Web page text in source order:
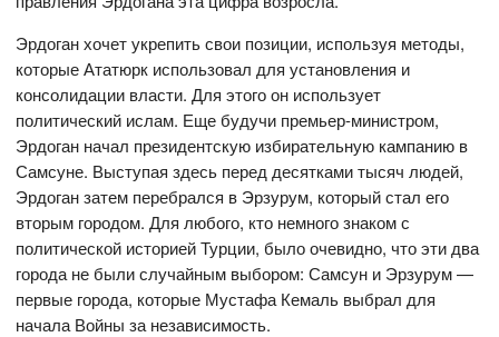
Эрдоган хочет укрепить свои позиции, используя методы,
которые Ататюрк использовал для установления и
консолидации власти. Для этого он использует
политический ислам. Еще будучи премьер-министром,
Эрдоган начал президентскую избирательную кампанию в
Самсуне. Выступая здесь перед десятками тысяч людей,
Эрдоган затем перебрался в Эрзурум, который стал его
вторым городом. Для любого, кто немного знаком с
политической историей Турции, было очевидно, что эти два
города не были случайным выбором: Самсун и Эрзурум —
первые города, которые Мустафа Кемаль выбрал для
начала Войны за независимость.